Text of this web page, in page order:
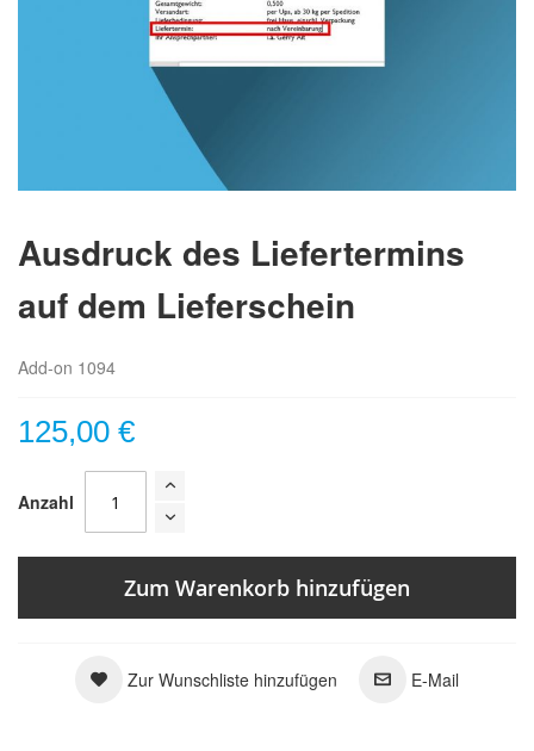
Ausdruck des Liefertermins
auf dem Lieferschein
Add-on 1094
125,00 €
Anzahl
Zum Warenkorb hinzufügen
Zur Wunschliste hinzufügen E-Mail